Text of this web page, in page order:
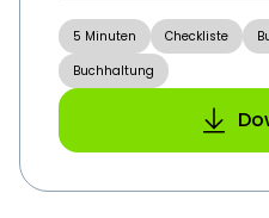
5 Minuten Checkliste
Buchhaltung